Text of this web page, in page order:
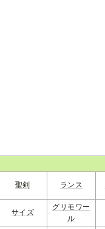
聖剣 ランス
サイズ
グリモワー
ル